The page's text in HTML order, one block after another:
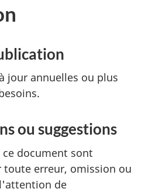
jour annuelles ou plus
ou suggestions
document sont
toute erreur, omission ou
de